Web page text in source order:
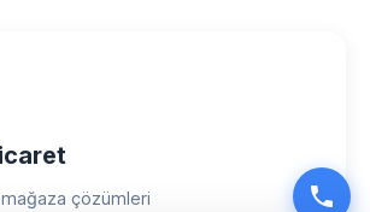
çözümleri